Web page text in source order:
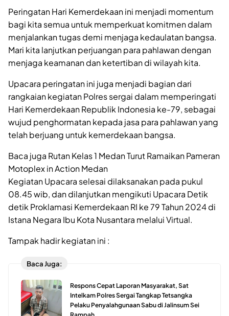
Peringatan Hari Kemerdekaan ini menjadi momentum
bagi kita semua untuk memperkuat komitmen dalam
menjalankan tugas demi menjaga kedaulatan bangsa.
Mari kita lanjutkan perjuangan para pahlawan dengan
menjaga keamanan dan ketertiban di wilayah kita.
Upacara peringatan ini juga menjadi bagian dari
rangkaian kegiatan Polres sergai dalam memperingati
Hari Kemerdekaan Republik Indonesia ke-79, sebagai
wujud penghormatan kepada jasa para pahlawan yang
telah berjuang untuk kemerdekaan bangsa.
Baca juga Rutan Kelas 1 Medan Turut Ramaikan Pameran
Motoplex in Action Medan
Kegiatan Upacara selesai dilaksanakan pada pukul
08.45 wib, dan dilanjutkan mengikuti Upacara Detik
detik Proklamasi Kemerdekaan RI ke 79 Tahun 2024 di
Istana Negara Ibu Kota Nusantara melalui Virtual.
Tampak hadir kegiatan ini :
Baca Juga:
Respons Cepat Laporan Masyarakat, Sat
Intelkam Polres Sergai Tangkap Tetsangka
Pelaku Penyalahgunaan Sabu di Jalinsum Sei
Rampah